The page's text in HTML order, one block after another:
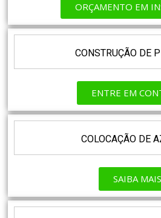
ORÇAMENTO EM
CONSTRUÇÃO DE
ENTRE EM
COLOCAÇÃO DE
SAIBA MAIS